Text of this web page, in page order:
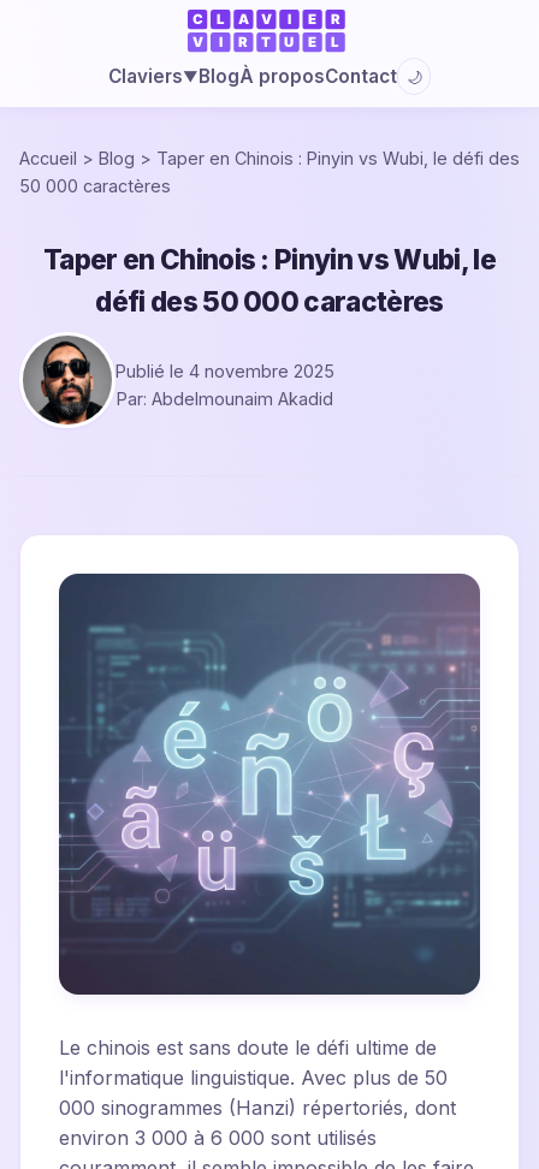
Claviers▼BlogÀ proposContact 🌙
Accueil > Blog > Taper en Chinois : Pinyin vs Wubi, le défi des
50 000 caractères
Taper en Chinois : Pinyin vs Wubi, le
défi des 50 000 caractères
Publié le 4 novembre 2025
Par: Abdelmounaim Akadid
Le chinois est sans doute le défi ultime de
l'informatique linguistique. Avec plus de 50
000 sinogrammes (Hanzi) répertoriés, dont
environ 3 000 à 6 000 sont utilisés